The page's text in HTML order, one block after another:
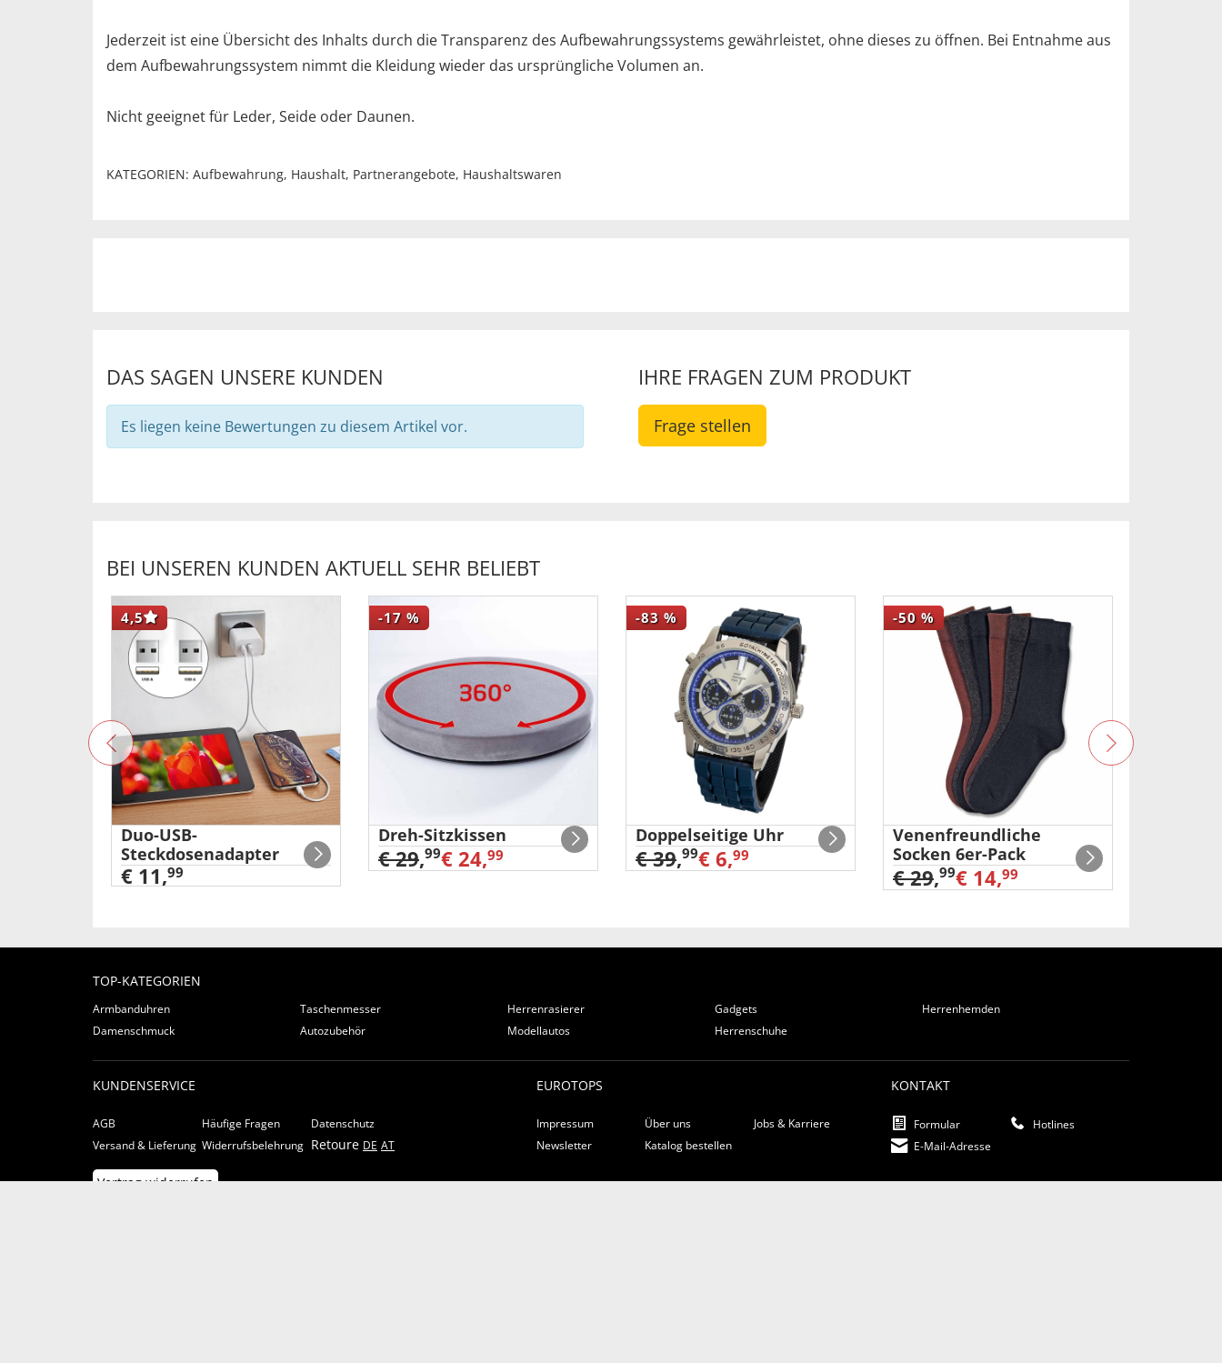
Jederzeit ist eine Übersicht des Inhalts durch die Transparenz des Aufbewahrungssystems gewährleistet, ohne dieses zu öffnen. Bei Entnahme aus
dem Aufbewahrungssystem nimmt die Kleidung wieder das ursprüngliche Volumen an.
Nicht geeignet für Leder, Seide oder Daunen.
KATEGORIEN: Aufbewahrung, Haushalt, Partnerangebote, Haushaltswaren
DAS SAGEN UNSERE KUNDEN
Es liegen keine Bewertungen zu diesem Artikel vor.
IHRE FRAGEN ZUM PRODUKT
Frage stellen
BEI UNSEREN KUNDEN AKTUELL SEHR BELIEBT
4,5
Duo-USB-
Steckdosenadapter
€ 11,99
-17 %
Dreh-Sitzkissen
€ 29,99€ 24,99
-83%
Doppelseitige Uhr
€ 39,99€ 6,99
-50%
Venenfreundliche
Socken 6er-Pack
€ 29,99€ 14,99
TOP-KATEGORIEN
Armbanduhren Taschenmesser Herrenrasierer Gadgets
Herrenhemden
Damenschmuck
Autozubehör Modellautos Herrenschuhe
KUNDENSERVICE
AGB Häufige Fragen
Datenschutz
Versand & Lieferung Widerrufsbelehrung Retoure DE AT
Vertrag widerrufen
EUROTOPS
Impressum Über uns
Jobs & Karriere
Newsletter
Katalog bestellen
KONTAKT
Formular
Hotlines
E-Mail-Adresse